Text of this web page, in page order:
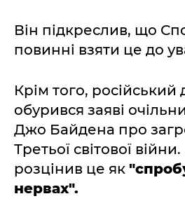
Він підкреслив, що
повинні взяти це до
Крім того,
обурився заяві
Джо Байдена про
Третьої світової
розцінив це як
нервах".